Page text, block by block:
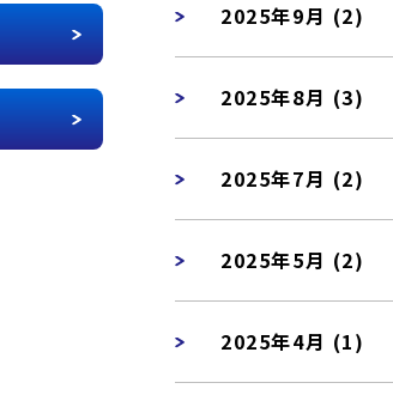
2025年9月 (2)
2025年8月 (3)
2025年7月 (2)
2025年5月 (2)
2025年4月 (1)